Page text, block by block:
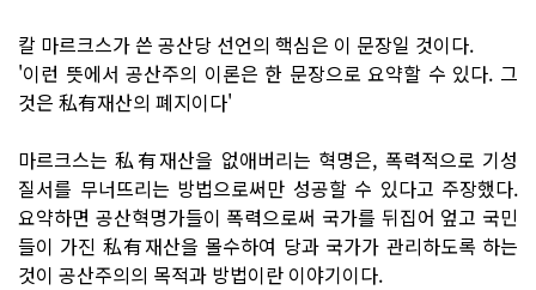
칼 마르크스가 쓴 공산당 선언의 핵심은 이 문장일 것이다.
'이런 뜻에서 공산주의 이론은 한 문장으로 요약할 수 있다. 그
것은 私有재산의 폐지이다'
마르크스는 私有재산을 없애버리는 혁명은, 폭력적으로 기성
질서를 무너뜨리는 방법으로써만 성공할 수 있다고 주장했다.
요약하면 공산혁명가들이 폭력으로써 국가를 뒤집어 엎고 국민
들이 가진 私有재산을 몰수하여 당과 국가가 관리하도록 하는
것이 공산주의의 목적과 방법이란 이야기이다.